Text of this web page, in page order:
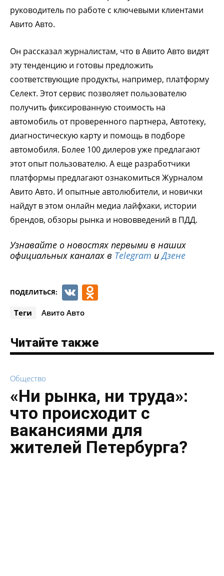
руководитель по работе с ключевыми клиентами
Авито Авто.
Он рассказал журналистам, что в Авито Авто видят
эту тенденцию и готовы предложить
соответствующие продукты, например, платформу
Селект. Этот сервис позволяет пользователю
получить фиксированную стоимость на
автомобиль от проверенного партнера, Автотеку,
диагностическую карту и помощь в подборе
автомобиля. Более 100 дилеров уже предлагают
этот опыт пользователю. А еще разработчики
платформы предлагают ознакомиться Журналом
Авито Авто. И опытные автолюбители, и новички
найдут в этом онлайн медиа лайфхаки, истории
брендов, обзоры рынка и нововведений в ПДД.
Узнавайте о новостях первыми в наших
официальных каналах в Telegram иДзене
ПОДЕЛИТЬСЯ: VK
Теги Авито Авто
Читайте также
Общество
«Ни рынка, ни труда»:
что происходит с
вакансиями для
жителей Петербурга?